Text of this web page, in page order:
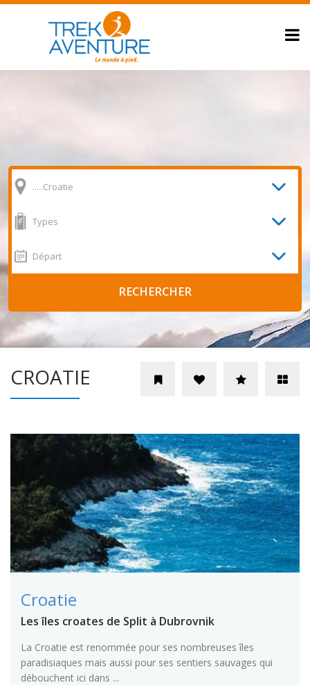
CROATIE
Croatie
Les îles croates de Split à Dubrovnik
La Croatie est renommée pour ses nombreuses îles
paradisiaques mais aussi pour ses sentiers sauvages qui
débouchent ici dans ...